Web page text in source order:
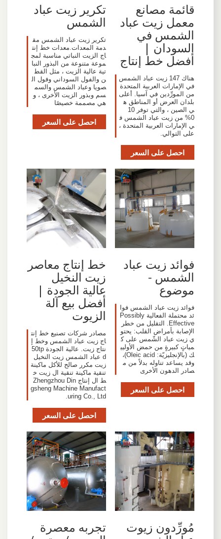
قائمة مصانع
معمل زيت عباد
الشمس في
السودان |
أفضل خط إنتاج
هناك 147 زيت عباد الشمس
في الإمارات العربية المتحدة
من المورِّدين في آسيا. أعلى
بلدان العرض أو المناطق ه
ي الصين ، والتي توفر 10
0% من زيت عباد الشمس ف
ي الإمارات العربية المتحدة ،
على التوالي.
احصل على السعر
تكرير زيت عباد
الشمس
تكرير زيت عباد الشمس مق
دمة المعدات.معدات خط إنت
اج الزيت النباتي مناسبة لمج
موعة متنوعة من البذور النبا
تية عالية الزيت ، مثل القط
ن والفول السوداني وفول ال
صويا وعباد الشمس والسم
سم وبذور الزيت الأخرى ، و
هي مصممة خصيصًا
احصل على السعر
فوائد زيت عباد
الشمس -
موضوع
فوائد زيت عباد الشمس فوا
ئد محتملة الفعالية Possibly
Effective. التقليل من خطر
الإصابة بأمراض القلب: يحتو
ي زيت عباد الشّمس على ك
مياتٍ كبيرةٍ من حمض الأوليي
ك (بالإنجليزيّة: Oleic acid)،
وقد يساعد تناوله بدلاً من م
صادر الدهون الأخرى
احصل على السعر
خط إنتاج معاصر
زيت النخيل
عالية الجودة |
أفضل بيع آلة
الزيوت
مصادر شركات تصنيع خط إنت
اج زيت عباد الشمس وخط إ
نتاج زيت. عالية الجودة 50tp
d عباد الشمس زيت النخيل
زيت مكرر صالح للأكل ماكينة
تنقية ماكينة تنقية ال زيت خ
ط ال إنتاج Zhengzhou Din
gsheng Machine Manufact
uring Co., Ltd.
احصل على السعر
مُورِّدون زيوت تجربه معصرة